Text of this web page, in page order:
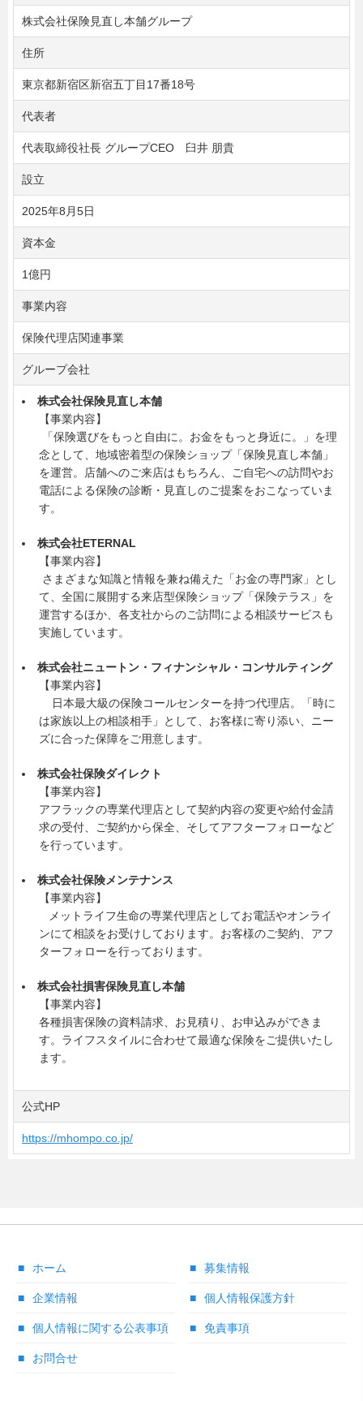
株式会社保険見直し本舗グループ
住所
東京都新宿区新宿五丁目17番18号
代表者
代表取締役社長 グループCEO 臼井 朋貴
設立
2025年8月5日
資本金
1億円
事業内容
保険代理店関連事業
グループ会社
株式会社保険見直し本舗
【事業内容】
「保険選びをもっと自由に。お金をもっと身近に。」を理
念として、地域密着型の保険ショップ「保険見直し本舗」
を運営。店舗へのご来店はもちろん、ご自宅への訪問やお
電話による保険の診断・見直しのご提案をおこなっていま
す。
株式会社ETERNAL
【事業内容】
さまざまな知識と情報を兼ね備えた「お金の専門家」とし
て、全国に展開する来店型保険ショップ「保険テラス」を
運営するほか、各支社からのご訪問による相談サービスも
実施しています。
株式会社ニュートン・フィナンシャル・コンサルティング
【事業内容】
日本最大級の保険コールセンターを持つ代理店。「時に
は家族以上の相談相手」として、お客様に寄り添い、ニー
ズに合った保障をご用意します。
株式会社保険ダイレクト
【事業内容】
アフラックの専業代理店として契約内容の変更や給付金請
求の受付、ご契約から保全、そしてアフターフォローなど
を行っています。
株式会社保険メンテナンス
【事業内容】
メットライフ生命の専業代理店としてお電話やオンライ
ンにて相談をお受けしております。お客様のご契約、アフ
ターフォローを行っております。
株式会社損害保険見直し本舗
【事業内容】
各種損害保険の資料請求、お見積り、お申込みができま
す。ライフスタイルに合わせて最適な保険をご提供いたし
ます。
公式HP
https://mhompo.co.jp/
ホーム 募集情報
企業情報 個人情報保護方針
個人情報に関する公表事項 免責事項
お問合せ